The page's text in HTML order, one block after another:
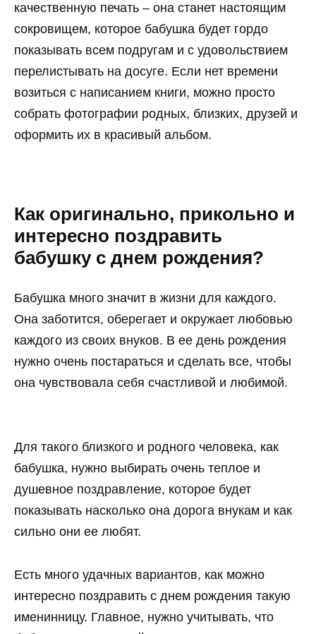
качественную печать – она станет настоящим
сокровищем, которое бабушка будет гордо
показывать всем подругам и с удовольствием
перелистывать на досуге. Если нет времени
возиться с написанием книги, можно просто
собрать фотографии родных, близких, друзей и
оформить их в красивый альбом.
Как оригинально, прикольно и
интересно поздравить
бабушку с днем рождения?
Бабушка много значит в жизни для каждого.
Она заботится, оберегает и окружает любовью
каждого из своих внуков. В ее день рождения
нужно очень постараться и сделать все, чтобы
она чувствовала себя счастливой и любимой.
Для такого близкого и родного человека, как
бабушка, нужно выбирать очень теплое и
душевное поздравление, которое будет
показывать насколько она дорога внукам и как
сильно они ее любят.
Есть много удачных вариантов, как можно
интересно поздравить с днем рождения такую
именинницу. Главное, нужно учитывать, что